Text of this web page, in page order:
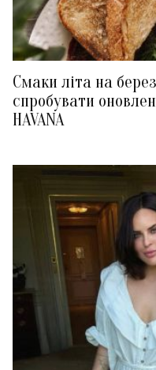
Смаки літа на
спробувати
HAVANA